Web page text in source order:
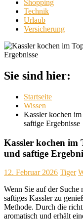
Shopping
Technik
Urlaub
Versicherung
Sie sind hier:
Startseite
Wissen
Kassler kochen
saftige Ergebnisse
Kassler kochen im
und saftige
12. Februar 2026 Tiger
Wenn Sie auf der Suche
saftiges Kassler zu
Methode. Durch die
aromatisch und erhält